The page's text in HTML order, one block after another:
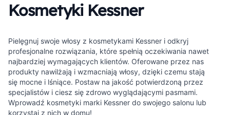
Kosmetyki Kessner
Pielęgnuj swoje włosy z kosmetykami Kessner i odkryj
profesjonalne rozwiązania, które spełnią oczekiwania nawet
najbardziej wymagających klientów. Oferowane przez nas
produkty nawilżają i wzmacniają włosy, dzięki czemu stają
się mocne i lśniące. Postaw na jakość potwierdzoną przez
specjalistów i ciesz się zdrowo wyglądającymi pasmami.
Wprowadź kosmetyki marki Kessner do swojego salonu lub
korzystaj z nich w domu!